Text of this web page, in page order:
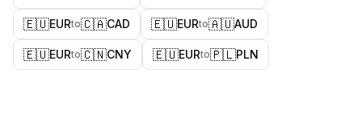
🇪🇺EURto🇨🇦CAD 🇪🇺EURto🇦🇺AUD
🇪🇺EURto🇨🇳CNY 🇪🇺EURto🇵🇱PLN